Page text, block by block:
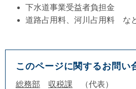
下水道事業受益者負担金
道路占用料、河川占用料 な
このページに関するお問い
総務部 収税課
代表